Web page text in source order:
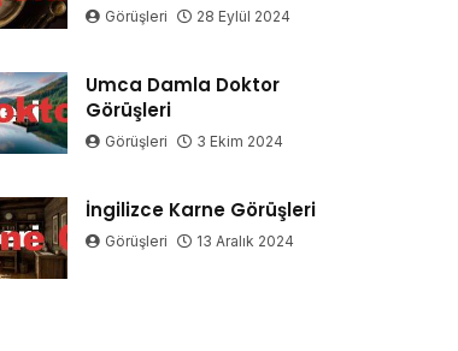
Görüşleri 28 Eylül 2024
Umca Damla Doktor
Görüşleri
Görüşleri 3 Ekim 2024
İngilizce Karne Görüşleri
Görüşleri 13 Aralık 2024